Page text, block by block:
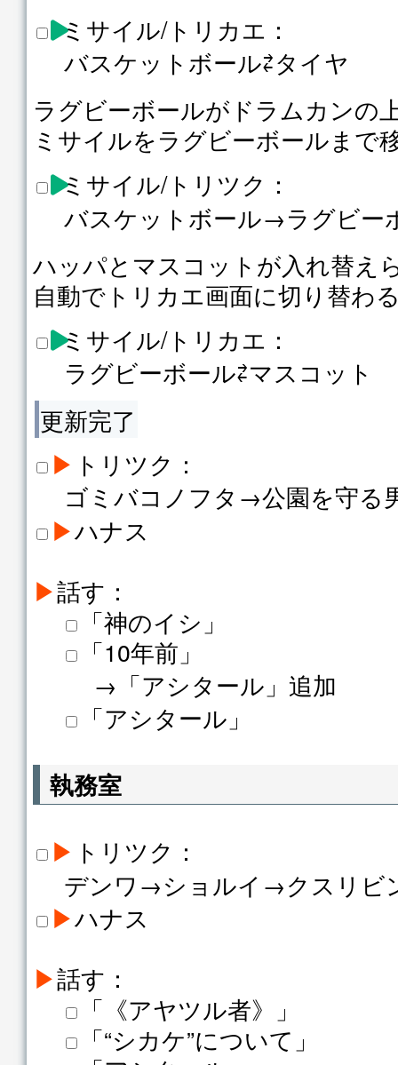
ミサイル/トリカエ：
バスケットボール⇄タイヤ
ラグビーボールがドラムカンの
ミサイルをラグビーボールまで
ミサイル/トリツク：
バスケットボール→ラグビー
ハッパとマスコットが入れ替え
自動でトリカエ画面に切り替わ
ミサイル/トリカエ：
ラグビーボール⇄マスコット
更新完了
▶ トリツク：
ゴミバコノフタ→公園を守る
▶ハナス
▶話す：
「神のイシ」
「10年前」
→「アシタール」追加
「アシタール」
執務室
▶ トリツク：
デンワ→ショルイ→クスリビ
▶ハナス
▶話す：
「《アヤツル者》」
「“シカケ”について」